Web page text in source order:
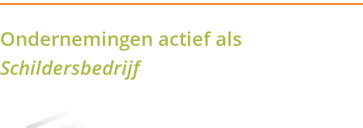
Ondernemingen actief als
Schildersbedrijf